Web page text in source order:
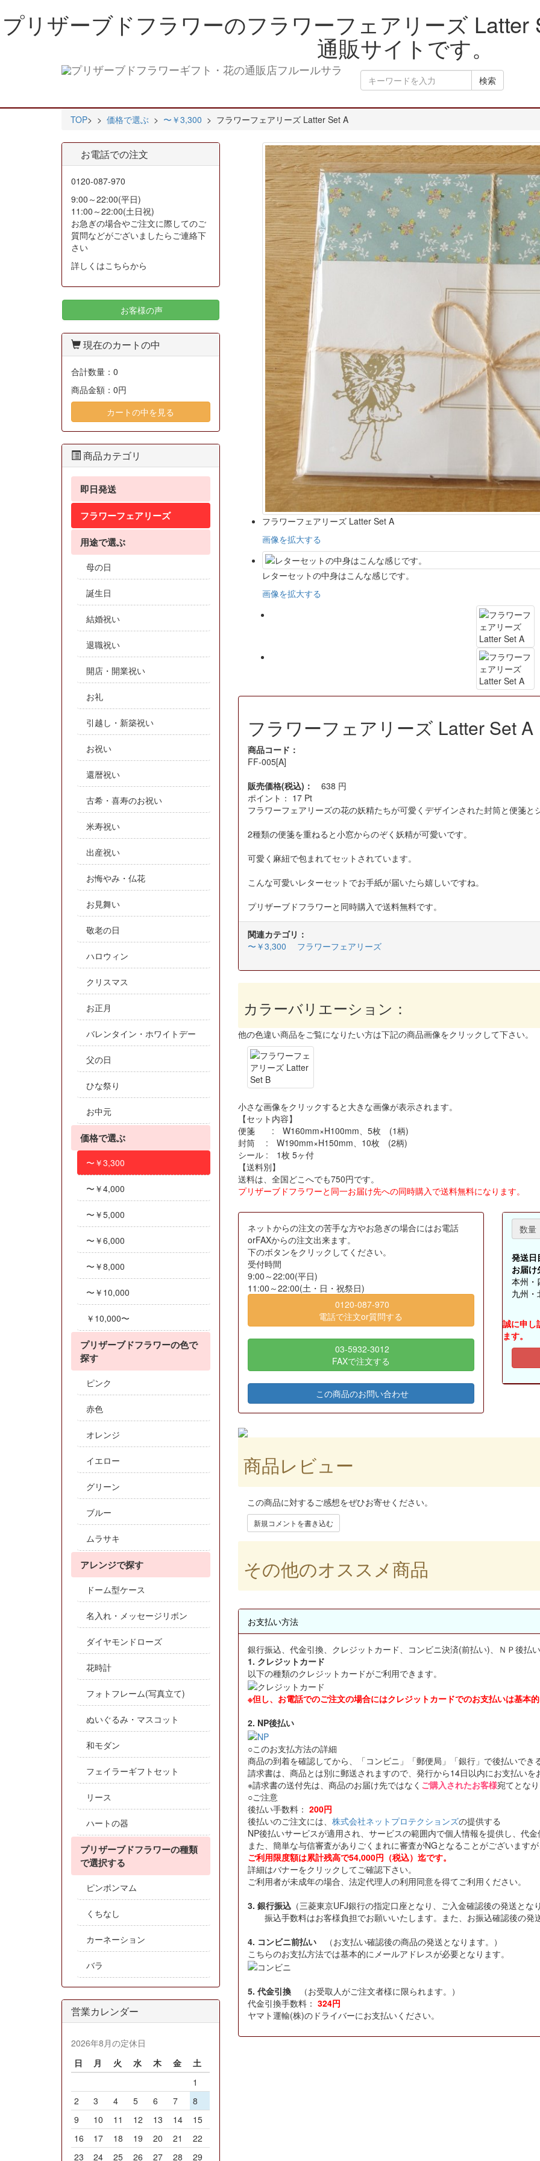
プリザーブドフラワーのフラワーフェアリーズ Latter
通販サイトです。
検索
TOP> > 価格で選ぶ > 〜￥3,300 > フラワーフェアリーズ Latter Set A
フラワーフェアリーズ Latter Set A
画像を拡大する
レターセットの中身はこんな感じです。
画像を拡大する
フラワーフェアリーズ Latter Set A
商品コード：
FF-005[A]
販売価格(税込)： 638 円
ポイント： 17Pt
フラワーフェアリーズの花の妖精たちが可愛くデザインされた封筒と便箋と
2種類の便箋を重ねると小窓からのぞく妖精が可愛いです。
可愛く麻紐で包まれてセットされています。
こんな可愛いレターセットでお手紙が届いたら嬉しいですね。
プリザーブドフラワーと同時購入で送料無料です。
関連カテゴリ：
〜￥3,300
フラワーフェアリーズ
カラーバリエーション：
他の色違い商品をご覧になりたい方は下記の商品画像をクリックして下さい。
小さな画像をクリックすると大きな画像が表示されます。
【セット内容】
便箋 : W160mm×H100mm、5枚 (1柄)
封筒 : W190mm×H150mm、10枚 (2柄)
シール : 1枚 5ヶ付
【送料別】
送料は、全国どこへでも750円です。
プリザーブドフラワーと同一お届け先への同時購入で送料無料になります。
ネットからの注文の苦手な方やお急ぎの場合にはお電話
orFAXからの注文出来ます。
下のボタンをクリックしてください。
受付時間
9:00～22:00(平日)
11:00～22:00(土・日・祝祭日)
0120-087-970
電話で注文or質問する
03-5932-3012
FAXで注文する
この商品のお問い合わせ
数量
発送日
お届け
本州・
九州・
誠に申し
ます。
商品レビュー
この商品に対するご感想をぜひお寄せください。
新規コメントを書き込む
その他のオススメ商品
お支払い方法
銀行振込、代金引換、クレジットカード、コンビニ決済(前払い)、ＮＰ後払い
1. クレジットカード
以下の種類のクレジットカードがご利用できます。
※但し、お電話でのご注文の場合にはクレジットカードでのお支払いは基本
2. NP後払い
○このお支払方法の詳細
商品の到着を確認してから、「コンビニ」「郵便局」「銀行」で後払いでき
請求書は、商品とは別に郵送されますので、発行から14日以内にお支払いを
※請求書の送付先は、商品のお届け先ではなく ご購入されたお客様宛てとなり
○ご注意
後払い手数料： 200円
後払いのご注文には、 株式会社ネットプロテクションズの提供する
NP後払いサービスが適用され、サービスの範囲内で個人情報を提供し、代金
また、簡単な与信審査がありごくまれに審査がNGとなることがございます
ご利用限度額は累計残高で54,000円（税込）迄です。
詳細はバナーをクリックしてご確認下さい。
ご利用者が未成年の場合、法定代理人の利用同意を得てご利用ください。
3. 銀行振込（三菱東京UFJ銀行の指定口座となり、ご入金確認後の発送とな
振込手数料はお客様負担でお願いいたします。また、お振込確認後の発送
4. コンビニ前払い（お支払い確認後の商品の発送となります。）
こちらのお支払方法では基本的にメールアドレスが必要となります。
5. 代金引換（お受取人がご注文者様に限られます。）
代金引換手数料： 324円
ヤマト運輸(株)のドライバーにお支払いください。
お電話での注文
0120-087-970
9:00～22:00(平日)
11:00～22:00(土日祝)
お急ぎの場合やご注文に際してのご
質問などがございましたらご連絡下
さい
詳しくはこちらから
お客様の声
現在のカートの中
合計数量： 0
商品金額： 0円
カートの中を見る
商品カテゴリ
即日発送
フラワーフェアリーズ
用途で選ぶ
母の日
誕生日
結婚祝い
退職祝い
開店・開業祝い
お礼
引越し・新築祝い
お祝い
還暦祝い
古希・喜寿のお祝い
米寿祝い
出産祝い
お悔やみ・仏花
お見舞い
敬老の日
ハロウィン
クリスマス
お正月
バレンタイン・ホワイトデー
父の日
ひな祭り
お中元
価格で選ぶ
〜￥3,300
〜￥4,000
〜￥5,000
〜￥6,000
〜￥8,000
〜￥10,000
￥10,000〜
プリザーブドフラワーの色で
探す
ピンク
赤色
オレンジ
イエロー
グリーン
ブルー
ムラサキ
アレンジで探す
ドーム型ケース
名入れ・メッセージリボン
ダイヤモンドローズ
花時計
フォトフレーム(写真立て)
ぬいぐるみ・マスコット
和モダン
フェイラーギフトセット
リース
ハートの器
プリザーブドフラワーの種類
で選択する
ピンポンマム
くちなし
カーネーション
バラ
営業カレンダー
2026年8月の定休日
日
月 火 水 木 金
土
1
2
3 4 5 6 7
8
9
10 11 12 13 14
15
16
17 18 19 20 21
22
23
24 25 26 27 28 29